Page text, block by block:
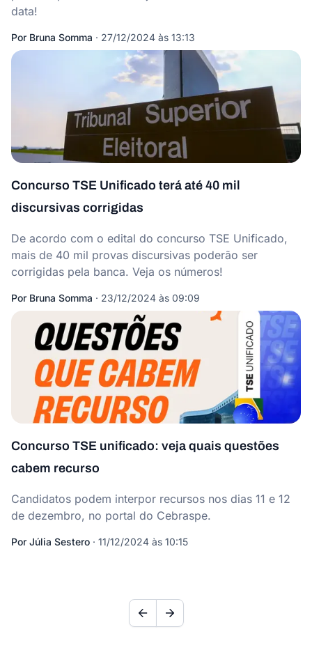
data!
Por Bruna Somma · 27/12/2024 às 13:13
Concurso TSE Unificado terá até 40 mil
discursivas corrigidas
De acordo com o edital do concurso TSE Unificado,
mais de 40 mil provas discursivas poderão ser
corrigidas pela banca. Veja os números!
Por Bruna Somma · 23/12/2024 às 09:09
Concurso TSE unificado: veja quais questões
cabem recurso
Candidatos podem interpor recursos nos dias 11 e 12
de dezembro, no portal do Cebraspe.
Por Júlia Sestero · 11/12/2024 às 10:15